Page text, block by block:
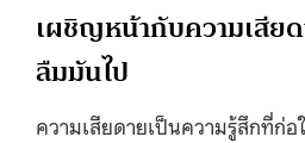
เผชิญหน้ากับความเสีย
ลืมมันไป
ความเสียดายเป็นความรู้สึกที่ก่